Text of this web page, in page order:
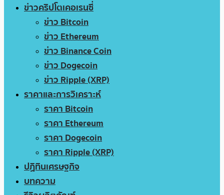
ข่าวคริปโตเคอเรนซี่
ข่าว Bitcoin
ข่าว Ethereum
ข่าว Binance Coin
ข่าว Dogecoin
ข่าว Ripple (XRP)
ราคาและการวิเคราะห์
ราคา Bitcoin
ราคา Ethereum
ราคา Dogecoin
ราคา Ripple (XRP)
ปฏิทินเศรษฐกิจ
บทความ